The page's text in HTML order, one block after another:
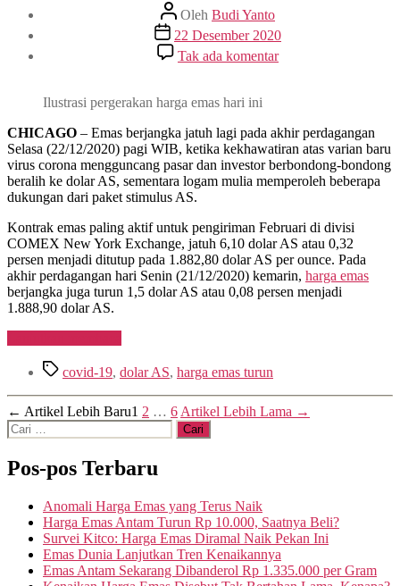
Penulis
artikel
Oleh Budi Yanto
Tanggal
artikel
22 Desember 2020
Tak ada komentarpada
Varian
Muncul,
Harga
Emas
Jatuh
Ilustrasi pergerakan harga emas hari ini
CHICAGO – Emas berjangka jatuh lagi pada akhir perdagangan
Selasa (22/12/2020) pagi WIB, ketika kekhawatiran atas varian baru
virus corona mengguncang pasar dan investor berbondong-bondong
beralih ke dolar AS, sementara logam mulia memperoleh beberapa
dukungan dari paket stimulus AS.
Kontrak emas paling aktif untuk pengiriman Februari di divisi
COMEX New York Exchange, jatuh 6,10 dolar AS atau 0,32
persen menjadi ditutup pada 1.882,80 dolar AS per ounce. Pada
akhir perdagangan hari Senin (21/12/2020) kemarin, harga emas
berjangka juga turun 1,5 dolar AS atau 0,08 persen menjadi
1.888,90 dolar AS.
Virus
Muncul,
Harga
Emas
6
Tag covid-19, dolar AS, harga emas turun
Navigasi
pos
← Artikel Lebih Baru1 2 … 6 Artikel Lebih Lama →
Cari:
Pos-pos Terbaru
Anomali Harga Emas yang Terus Naik
Harga Emas Antam Turun Rp 10.000, Saatnya Beli?
Survei Kitco: Harga Emas Diramal Naik Pekan Ini
Emas Dunia Lanjutkan Tren Kenaikannya
Emas Antam Sekarang Dibanderol Rp 1.335.000 per Gram